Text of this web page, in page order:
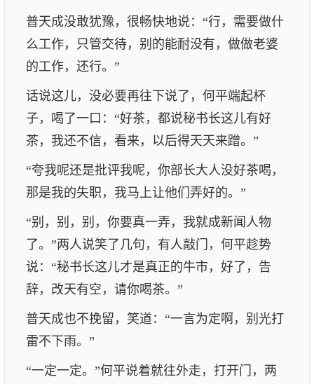
普天成没敢犹豫，很畅快地说：“行，需要做什
么工作，只管交待，别的能耐没有，做做老婆
的工作，还行。”
话说这儿，没必要再往下说了，何平端起杯
子，喝了一口：“好茶，都说秘书长这儿有好
茶，我还不信，看来，以后得天天来蹭。”
“夸我呢还是批评我呢，你部长大人没好茶喝，
那是我的失职，我马上让他们弄好的。”
“别，别，别，你要真一弄，我就成新闻人物
了。”两人说笑了几句，有人敲门，何平趁势
说：“秘书长这儿才是真正的牛市，好了，告
辞，改天有空，请你喝茶。”
普天成也不挽留，笑道：“一言为定啊，别光打
雷不下雨。”
“一定一定。”何平说着就往外走，打开门，两